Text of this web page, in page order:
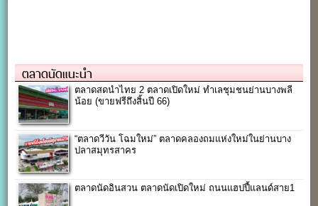
ตลาดนัดแนะนำ
ตลาดสดนำไทย 2 ตลาดเปิดใหม่ ทำเลชุมชนย่านบางพลี
น้อย (ขายฟรีถึงสิ้นปี 66)
“ตลาดวีวัน โฉมใหม่” ตลาดคลองถมแห่งใหม่ในย่านบาง
ปลาสมุทรสาคร
ตลาดนัดอินสวน ตลาดนัดเปิดใหม่ ถนนแฮปปี้แลนด์สาย1